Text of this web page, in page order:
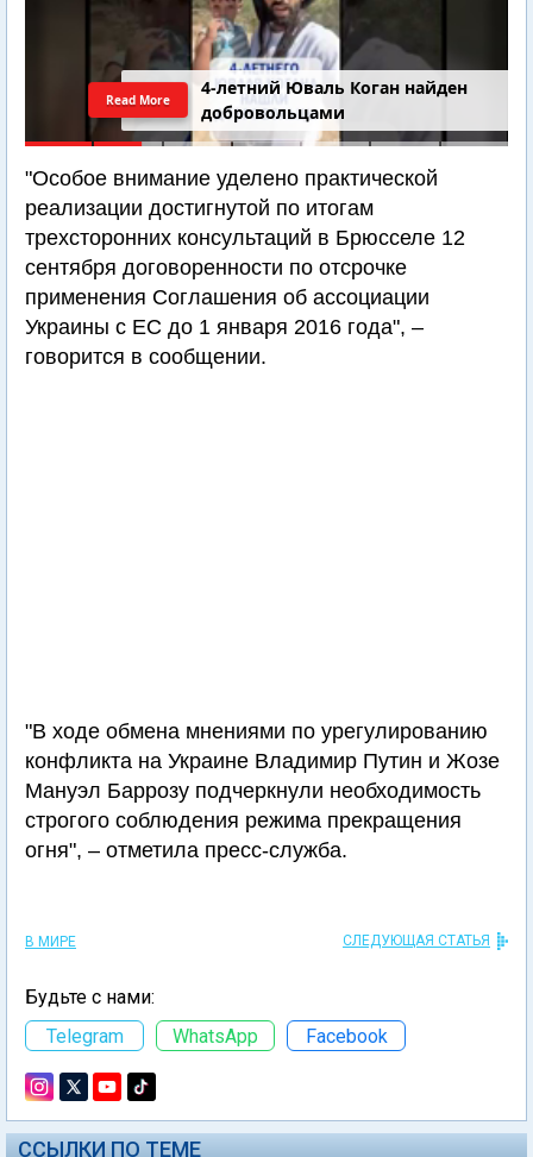
4-летний Юваль Коган найден
добровольцами
Read More
"Особое внимание уделено практической
реализации достигнутой по итогам
трехсторонних консультаций в Брюсселе 12
сентября договоренности по отсрочке
применения Соглашения об ассоциации
Украины с ЕС до 1 января 2016 года", –
говорится в сообщении.
"В ходе обмена мнениями по урегулированию
конфликта на Украине Владимир Путин и Жозе
Мануэл Баррозу подчеркнули необходимость
строгого соблюдения режима прекращения
огня", – отметила пресс-служба.
В МИРЕ СЛЕДУЮЩАЯ СТАТЬЯ
Будьте с нами:
Telegram
WhatsApp Facebook
ССЫЛКИ ПО ТЕМЕ